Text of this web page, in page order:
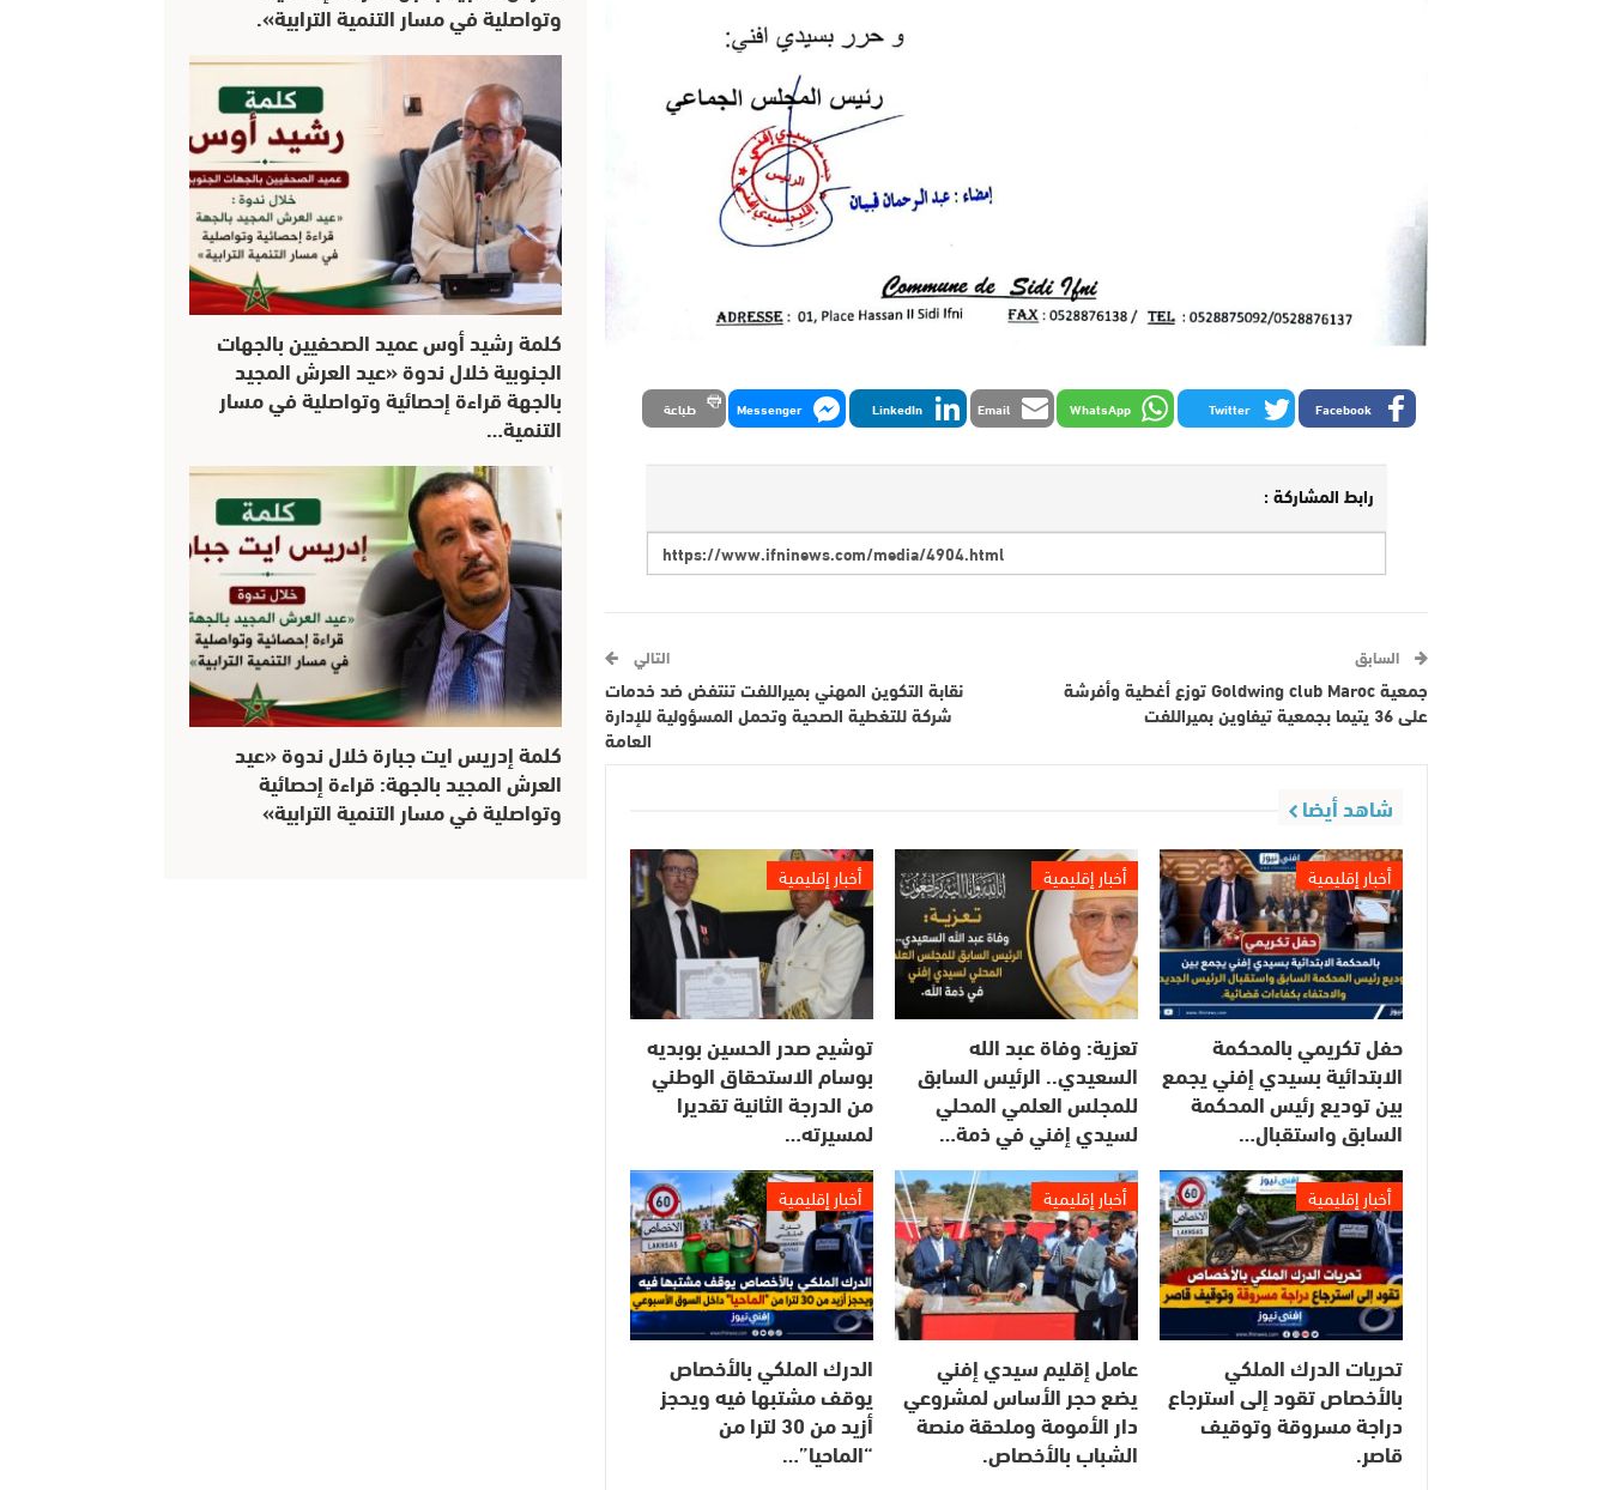
Facebook
Twitter
WhatsApp
Email
LinkedIn
Messenger طباعة
رابط المشاركة :
السابق
جمعية Goldwing club Maroc توزع أغطية وأفرشة
على 36 يتيما بجمعية تيفاوين بميراللفت
التالي
نقابة التكوين المهني بميراللفت تنتفض ضد خدمات
شركة للتغطية الصحية وتحمل المسؤولية للإدارة
العامة
شاهد أيضا
أخبار إقليمية
حفل تكريمي بالمحكمة
الابتدائية بسيدي إفني يجمع
بين توديع رئيس المحكمة
السابق واستقبال…
أخبار إقليمية
تعزية: وفاة عبد الله
السعيدي.. الرئيس السابق
للمجلس العلمي المحلي
لسيدي إفني في ذمة…
أخبار إقليمية
توشيح صدر الحسين بوبديه
بوسام الاستحقاق الوطني
من الدرجة الثانية تقديرا
لمسيرته…
أخبار إقليمية
تحريات الدرك الملكي
بالأخصاص تقود إلى استرجاع
دراجة مسروقة وتوقيف
قاصر.
أخبار إقليمية
عامل إقليم سيدي إفني
يضع حجر الأساس لمشروعي
دار الأمومة وملحقة منصة
الشباب بالأخصاص.
أخبار إقليمية
الدرك الملكي بالأخصاص
يوقف مشتبها فيه ويحجز
أزيد من 30 لترا من
“الماحيا”…
وتواصلية في مسار التنمية الترابية».
كلمة رشيد أوس عميد الصحفيين بالجهات
الجنوبية خلال ندوة «عيد العرش المجيد
بالجهة قراءة إحصائية وتواصلية في مسار
التنمية…
كلمة إدريس ايت جبارة خلال ندوة «عيد
العرش المجيد بالجهة: قراءة إحصائية
وتواصلية في مسار التنمية الترابية»